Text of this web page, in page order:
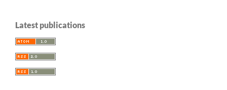
Latest publications